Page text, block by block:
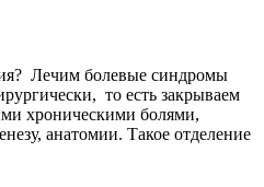
Лечим болевые синдромы
то есть закрываем
хроническими болями,
анатомии. Такое отделение